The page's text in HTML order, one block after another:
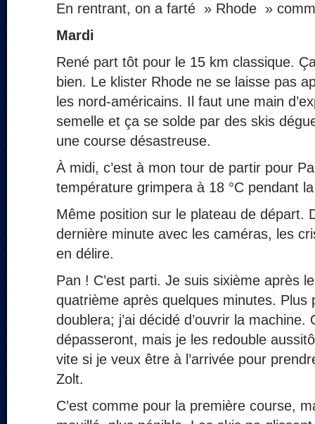
En rentrant, on a farté » Rhode »
Mardi
René part tôt pour le 15 km classique.
bien. Le klister Rhode ne se laisse pas
les nord-américains. Il faut une main
semelle et ça se solde par des skis
une course désastreuse.
À midi, c’est à mon tour de partir pour
température grimpera à 18 °C pendant
Même position sur le plateau de départ.
dernière minute avec les caméras, les
en délire.
Pan ! C’est parti. Je suis sixième après
quatrième après quelques minutes. Plus
doublera; j’ai décidé d’ouvrir la
dépasseront, mais je les redouble
vite si je veux être à l’arrivée pour
Zolt.
C’est comme pour la première course,